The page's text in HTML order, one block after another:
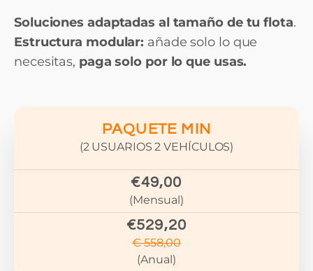
Soluciones adaptadas al tamaño de tu flota.
Estructura modular: añade solo lo que
necesitas, paga solo por lo que usas.
PAQUETE MIN
(2 USUARIOS 2 VEHÍCULOS)
€49,00
(Mensual)
€529,20
€ 558,00
(Anual)